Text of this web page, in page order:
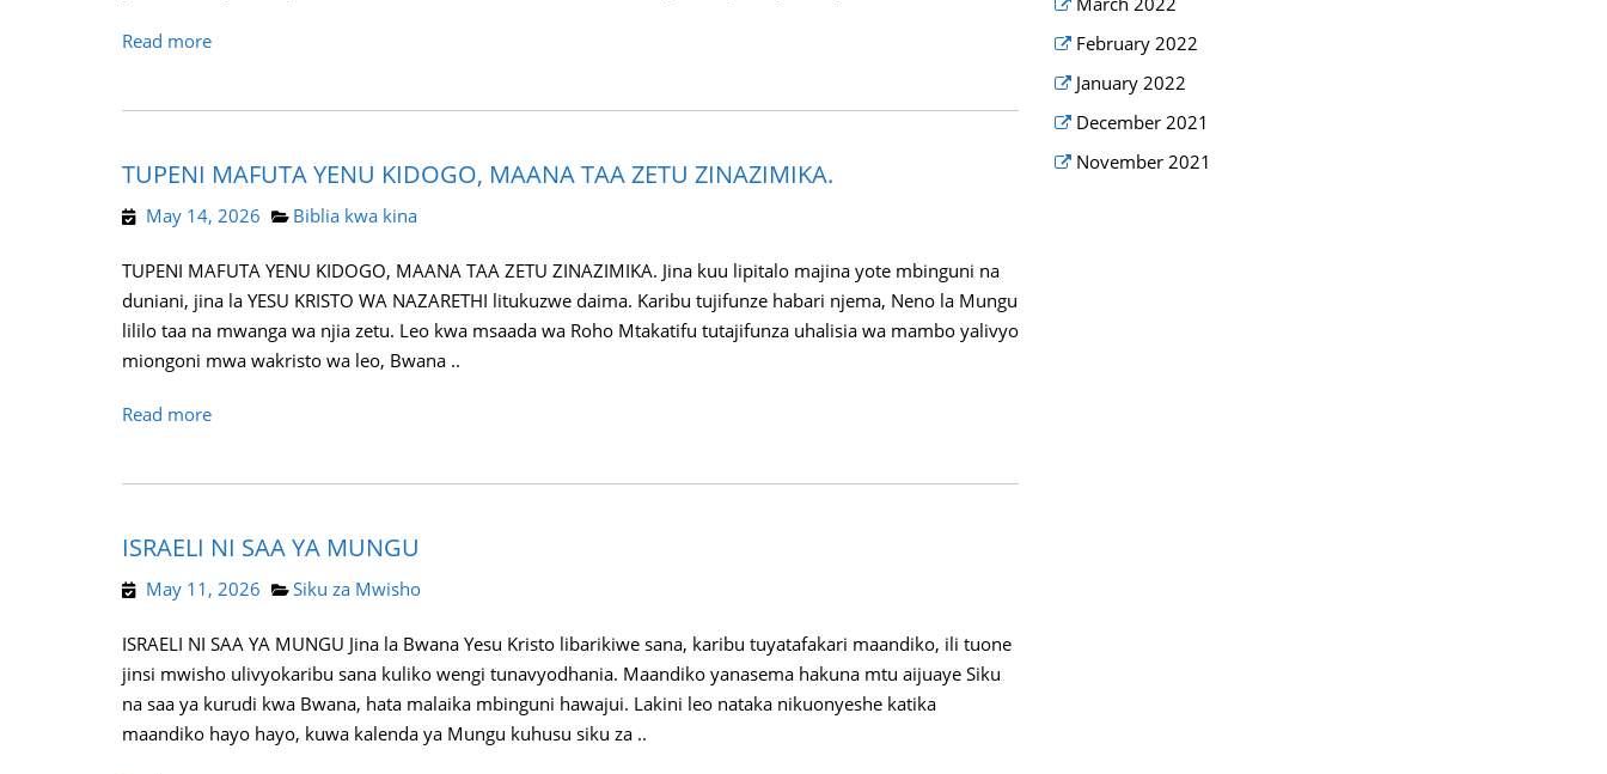
Read more
TUPENI MAFUTA YENU KIDOGO, MAANA TAA ZETU ZINAZIMIKA.
May 14, 2026 Biblia kwa kina
TUPENI MAFUTA YENU KIDOGO, MAANA TAA ZETU ZINAZIMIKA. Jina kuu lipitalo majina yote mbinguni na
duniani, jina la YESU KRISTO WA NAZARETHI litukuzwe daima. Karibu tujifunze habari njema, Neno la Mungu
lililo taa na mwanga wa njia zetu. Leo kwa msaada wa Roho Mtakatifu tutajifunza uhalisia wa mambo yalivyo
miongoni mwa wakristo wa leo, Bwana ..
Read more
ISRAELI NI SAA YA MUNGU
May 11, 2026 Siku za Mwisho
ISRAELI NI SAA YA MUNGU Jina la Bwana Yesu Kristo libarikiwe sana, karibu tuyatafakari maandiko, ili tuone
jinsi mwisho ulivyokaribu sana kuliko wengi tunavyodhania. Maandiko yanasema hakuna mtu aijuaye Siku
na saa ya kurudi kwa Bwana, hata malaika mbinguni hawajui. Lakini leo nataka nikuonyeshe katika
maandiko hayo hayo, kuwa kalenda ya Mungu kuhusu siku za ..
February 2022
January 2022
December 2021
November 2021